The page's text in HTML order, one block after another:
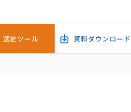
選定ツール 資料ダウンロード